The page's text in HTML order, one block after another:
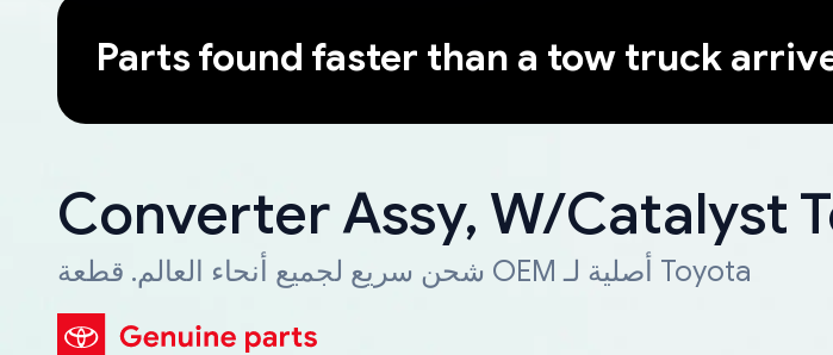
Parts found faster than a tow truck
Converter Assy, W/Catalyst
شحن سريع لجميع أنحاء العالم. قطعة OEM أصلية لـ Toyota